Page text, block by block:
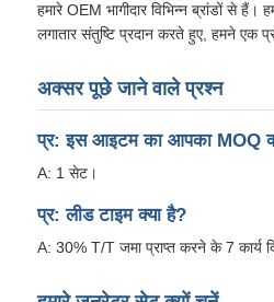
हमारे OEM भागीदार विभिन्न ब्रांडों से
लगातार संतुष्टि प्रदान करते हुए, हमने एक
अक्सर पूछे जाने वाले प्रश्न
प्र: इस आइटम का आपका MOQ
A: 1 सेट।
प्र: लीड टाइम क्या है?
A: 30% T/T जमा प्राप्त करने के 7 कार्य